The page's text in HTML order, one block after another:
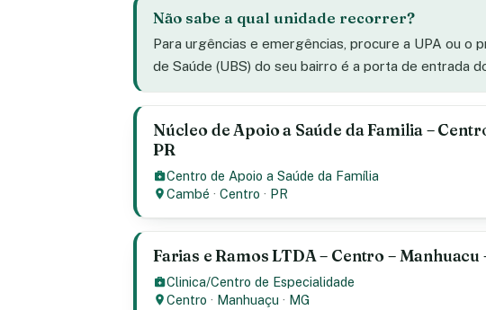
Não sabe a qual unidade recorrer?
Para urgências e emergências, procure a UPA ou o
de Saúde (UBS) do seu bairro é a porta de entrada
Núcleo de Apoio a Saúde da Familia –
PR
Centro de Apoio a Saúde da Família
Cambé ·Centro · PR
Farias e Ramos LTDA – Centro – Manhuacu
Clinica/Centro de Especialidade
Centro · Manhuaçu · MG